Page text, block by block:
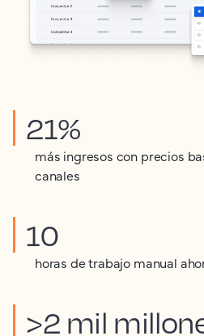
21%
más ingresos con precios
canales
10
horas de trabajo manual
>2 mil